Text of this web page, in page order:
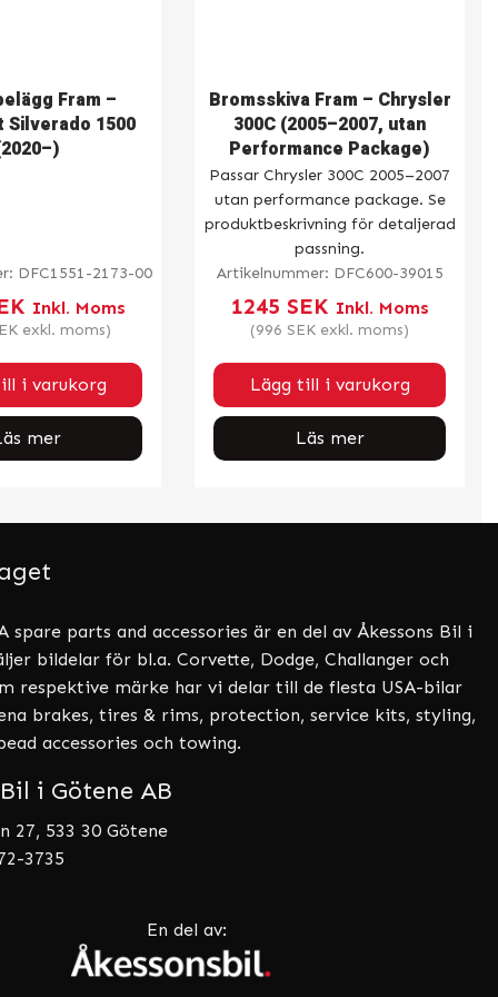
Fram –
1500
DFC1551-2173-00
Inkl. Moms
exkl. moms)
i varukorg
mer
Bromsskiva Fram – Chrysler
300C (2005–2007, utan
Performance Package)
Passar Chrysler 300C 2005–2007
utan performance package. Se
produktbeskrivning för detaljerad
passning.
Artikelnummer: DFC600-39015
1245 SEK Inkl. Moms
(996 SEK exkl. moms)
Lägg till i varukorg
Läs mer
spare parts and accessories är en del av Åkessons Bil i
bildelar för bl.a. Corvette, Dodge, Challanger och
respektive märke har vi delar till de flesta USA-bilar
brakes, tires & rims, protection, service kits, styling,
accessories och towing.
i Götene AB
27, 533 30 Götene
3735
En del av: